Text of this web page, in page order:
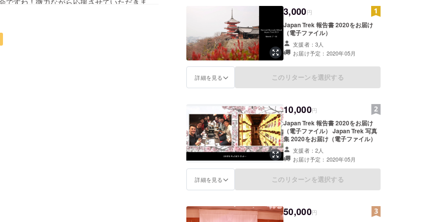
くださいませ！
3,000円
Japan Trek 報告書 2020をお届け
（電子ファイル）
支援者：3人
お届け予定：2020年05月
詳細を見る このリターンを選択する
10,000円
Japan Trek 報告書 2020をお届け
（電子ファイル） Japan Trek 写真
集 2020をお届け（電子ファイル）
支援者：2人
お届け予定：2020年05月
詳細を見る このリターンを選択する
50,000円